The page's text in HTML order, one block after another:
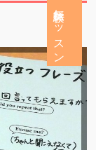
無料体験レッスン